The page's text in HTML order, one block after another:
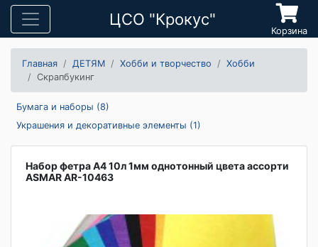
ЦСО "Крокус"
Корзина
Главная ДЕТЯМ Хобби и творчество
Хобби
Скрапбукинг
Бумага и наборы (8)
Украшения и декоративные элементы (1)
Набор фетра А4 10л 1мм однотонный цвета ассорти
ASMAR AR-10463